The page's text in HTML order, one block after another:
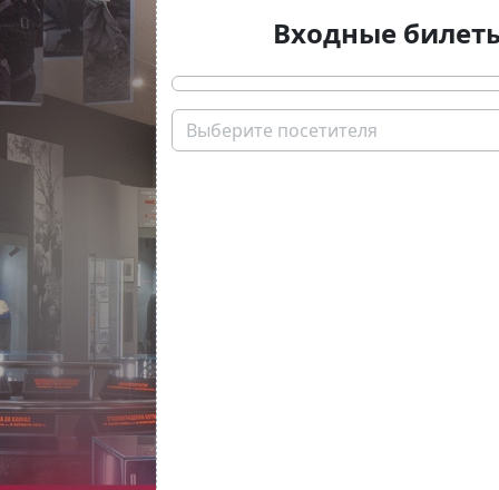
Входные
Выберите посетителя